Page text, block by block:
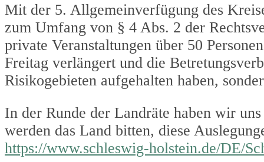
Mit der 5. Allgemeinverfügung des
zum Umfang von § 4 Abs. 2 der
private Veranstaltungen über 50
Freitag verlängert und die
Risikogebieten aufgehalten haben,
In der Runde der Landräte haben wir
werden das Land bitten, diese
https://www.schleswig-holstein.de/DE/